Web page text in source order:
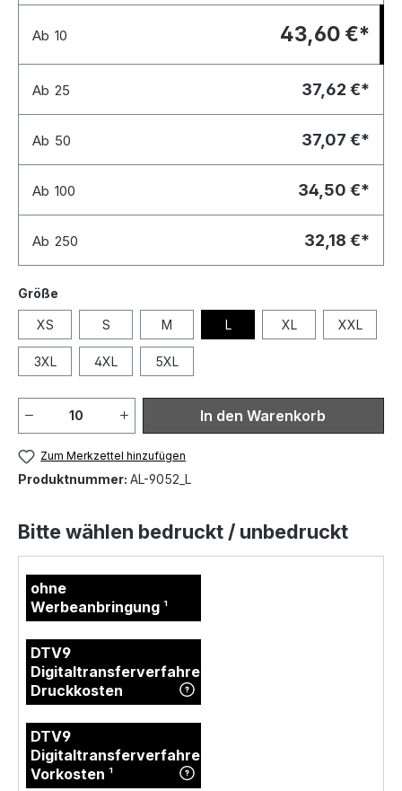
Ab 10 43,60 €*
Ab 25 37,62 €*
Ab 50 37,07 €*
Ab 100 34,50 €*
Ab 250 32,18 €*
Größe
XS S M L XL XXL
3XL 4XL 5XL
In den Warenkorb
Zum Merkzettel hinzufügen
Produktnummer: AL-9052_L
Bitte wählen bedruckt / unbedruckt
ohne
Werbeanbringung¹
DTV9
Digitaltransferverfahren
Druckkosten
DTV9
Digitaltransferverfahren
Vorkosten¹